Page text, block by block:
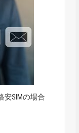
安SIMの場合